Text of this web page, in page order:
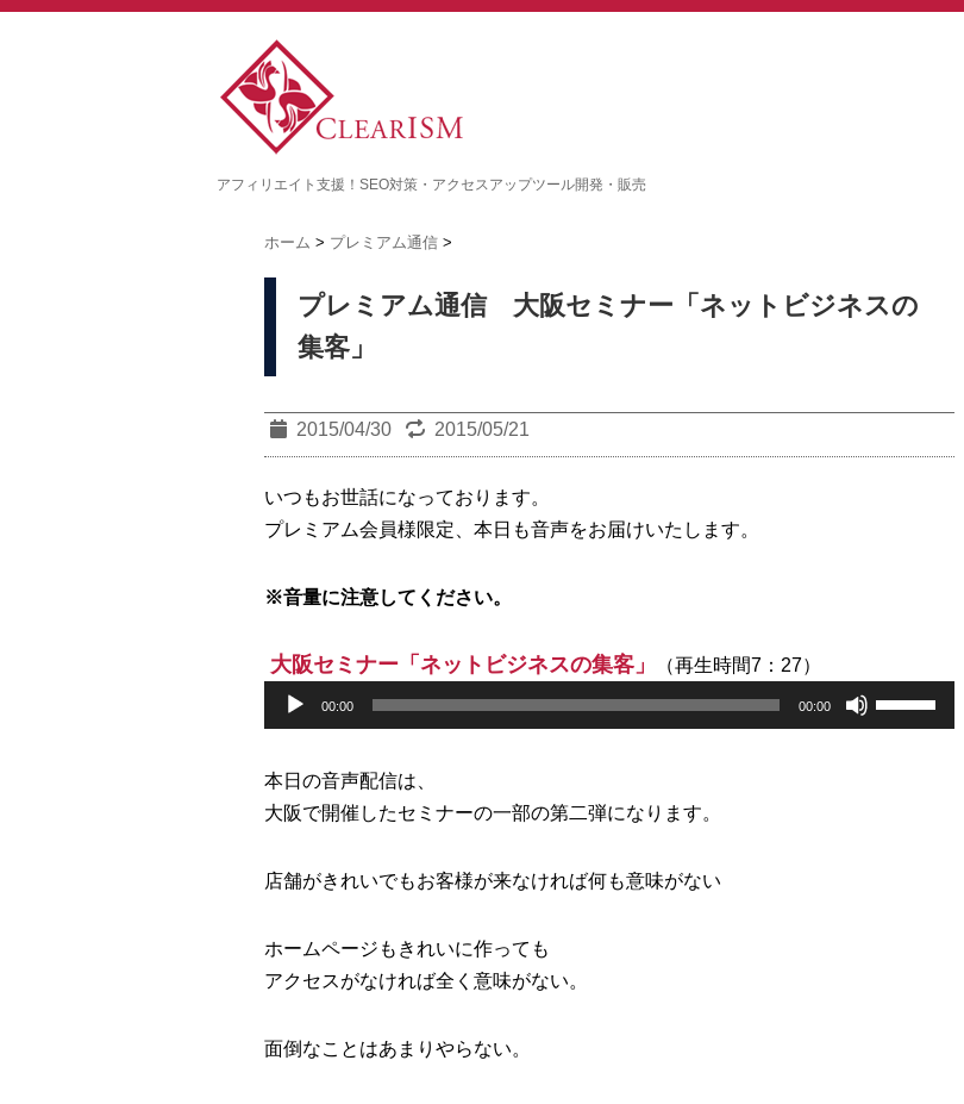
アフィリエイト支援！SEO対策・アクセスアップツール開発・販売
ホーム > プレミアム通信 >
プレミアム通信 大阪セミナー「ネットビジネスの
集客」
2015/04/30 2015/05/21
いつもお世話になっております。
プレミアム会員様限定、本日も音声をお届けいたします。
※音量に注意してください。
大阪セミナー「ネットビジネスの集客」
（再生時間7：27）
声
レ
ー
ー
00:00 00:00
ボ
リ
本日の音声配信は、
大阪で開催したセミナーの一部の第二弾になります。
店舗がきれいでもお客様が来なければ何も意味がない
ホームページもきれいに作っても
アクセスがなければ全く意味がない。
面倒なことはあまりやらない。